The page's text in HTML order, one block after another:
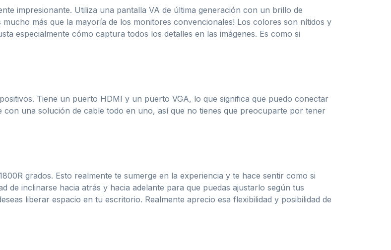
impresionante. Utiliza una pantalla VA de última generación con un brillo de
mucho más que la mayoría de los monitores convencionales! Los colores son nítidos y
especialmente cómo captura todos los detalles en las imágenes. Es como si
Tiene un puerto HDMI y un puerto VGA, lo que significa que puedo conectar
una solución de cable todo en uno, así que no tienes que preocuparte por tener
grados. Esto realmente te sumerge en la experiencia y te hace sentir como si
de inclinarse hacia atrás y hacia adelante para que puedas ajustarlo según tus
liberar espacio en tu escritorio. Realmente aprecio esa flexibilidad y posibilidad de